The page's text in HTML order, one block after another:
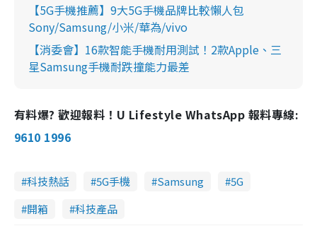
【5G手機推薦】9大5G手機品牌比較懶人包
Sony/Samsung/小米/華為/vivo
【消委會】16款智能手機耐用測試！2款Apple、三
星Samsung手機耐跌撞能力最差
有料爆? 歡迎報料！U Lifestyle WhatsApp 報料專線:
9610 1996
科技熱話 5G手機 Samsung
5G
開箱
科技產品